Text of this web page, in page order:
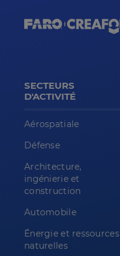
SECTEURS
D'ACTIVITÉ
Aérospatiale
Défense
Architecture,
ingénierie et
construction
Automobile
Énergie et ressources
naturelles